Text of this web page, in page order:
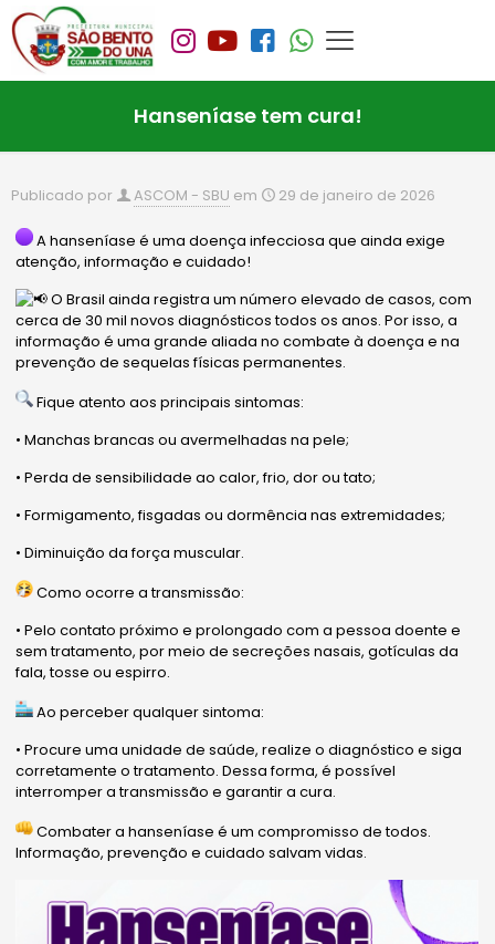
Hanseníase tem cura!
Publicado por ASCOM - SBU em 29 de janeiro de 2026
A hanseníase é uma doença infecciosa que ainda exige
atenção, informação e cuidado!
O Brasil ainda registra um número elevado de casos, com
cerca de 30 mil novos diagnósticos todos os anos. Por isso, a
informação é uma grande aliada no combate à doença e na
prevenção de sequelas físicas permanentes.
Fique atento aos principais sintomas:
• Manchas brancas ou avermelhadas na pele;
• Perda de sensibilidade ao calor, frio, dor ou tato;
• Formigamento, fisgadas ou dormência nas extremidades;
• Diminuição da força muscular.
Como ocorre a transmissão:
• Pelo contato próximo e prolongado com a pessoa doente e
sem tratamento, por meio de secreções nasais, gotículas da
fala, tosse ou espirro.
Ao perceber qualquer sintoma:
• Procure uma unidade de saúde, realize o diagnóstico e siga
corretamente o tratamento. Dessa forma, é possível
interromper a transmissão e garantir a cura.
Combater a hanseníase é um compromisso de todos.
Informação, prevenção e cuidado salvam vidas.